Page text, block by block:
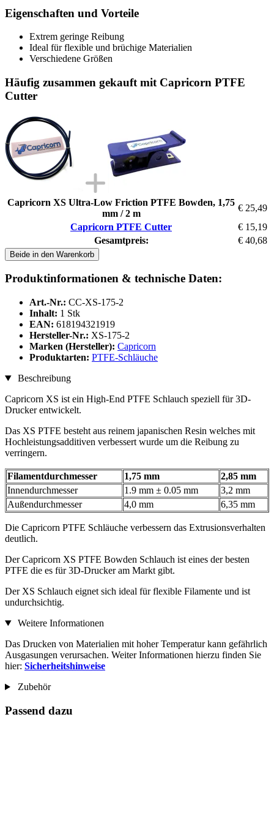
Eigenschaften und Vorteile
Extrem geringe Reibung
Ideal für flexible und brüchige Materialien
Verschiedene Größen
Häufig zusammen gekauft mit Capricorn PTFE
Cutter
Capricorn XS Ultra-Low Friction PTFE Bowden, 1,75
mm / 2 m
€ 25,49
Capricorn PTFE Cutter
€ 15,19
Gesamtpreis:
€ 40,68
Beide in den Warenkorb
Produktinformationen & technische Daten:
Art.-Nr.: CC-XS-175-2
Inhalt: 1 Stk
EAN: 618194321919
Hersteller-Nr.: XS-175-2
Marken (Hersteller): Capricorn
Produktarten: PTFE-Schläuche
Beschreibung
Capricorn XS ist ein High-End PTFE Schlauch speziell für 3D-
Drucker entwickelt.
Das XS PTFE besteht aus reinem japanischen Resin welches mit
Hochleistungsadditiven verbessert wurde um die Reibung zu
verringern.
Filamentdurchmesser 1,75 mm
2,85 mm
Innendurchmesser
1.9 mm ± 0.05 mm
3,2 mm
Außendurchmesser
4,0 mm 6,35 mm
Die Capricorn PTFE Schläuche verbessern das Extrusionsverhalten
deutlich.
Der Capricorn XS PTFE Bowden Schlauch ist eines der besten
PTFE die es für 3D-Drucker am Markt gibt.
Der XS Schlauch eignet sich ideal für flexible Filamente und ist
undurchsichtig.
Weitere Informationen
Das Drucken von Materialien mit hoher Temperatur kann gefährlich
Ausgasungen verursachen. Weiter Informationen hierzu finden Sie
hier: Sicherheitshinweise
Zubehör
Passend dazu